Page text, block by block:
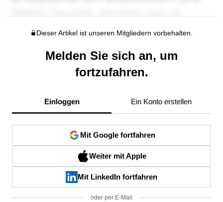
Dieser Artikel ist unseren Mitgliedern vorbehalten.
Melden Sie sich an, um
fortzufahren.
Einloggen Ein Konto erstellen
Mit Google fortfahren
Weiter mit Apple
Mit LinkedIn fortfahren
oder per E-Mail